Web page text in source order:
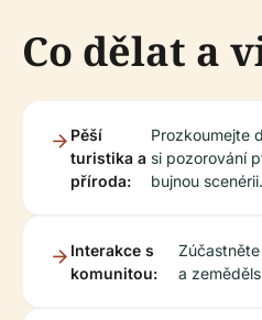
Co dělat a
Pěší
turistika a
příroda:
Prozkoumejte
si pozorování
bujnou scenérii.
Interakce s
komunitou:
a